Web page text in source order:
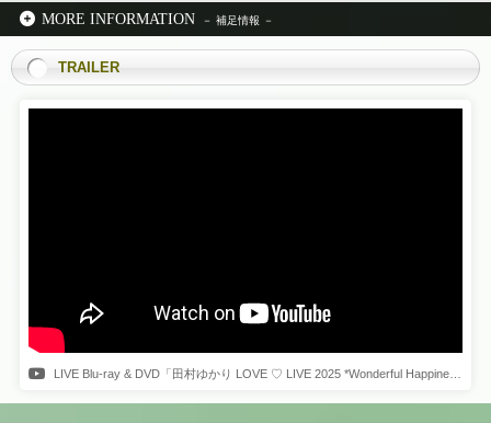
MORE INFORMATION
TRAILER
LIVE Blu-ray & DVD「田村ゆかり LOVE ♡ LIVE 2025 *Wonderful Happiness*」トレーラー